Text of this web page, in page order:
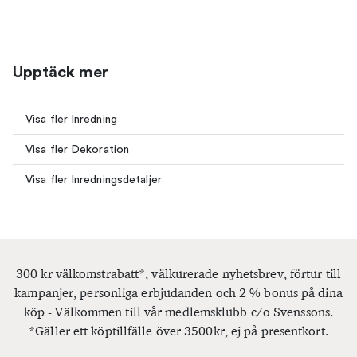
Upptäck mer
Visa fler Inredning
Visa fler Dekoration
Visa fler Inredningsdetaljer
300 kr välkomstrabatt*, välkurerade nyhetsbrev, förtur till
kampanjer, personliga erbjudanden och 2 % bonus på dina
köp - Välkommen till vår medlemsklubb c/o Svenssons.
*Gäller ett köptillfälle över 3500kr, ej på presentkort.